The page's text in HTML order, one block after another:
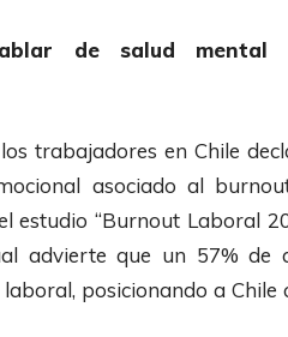
de salud
trabajadores en Chile
asociado al
estudio “Burnout Laboral
advierte que un 57% de
posicionando a